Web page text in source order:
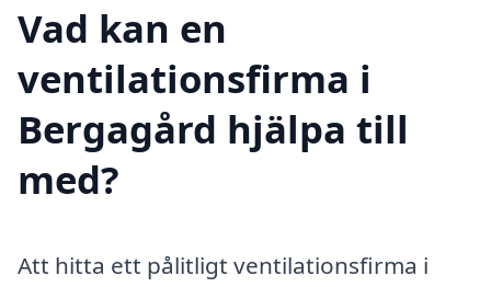
Vad kan en
ventilationsfirma i
Bergagård hjälpa till
med?
Att hitta ett pålitligt ventilationsfirma i